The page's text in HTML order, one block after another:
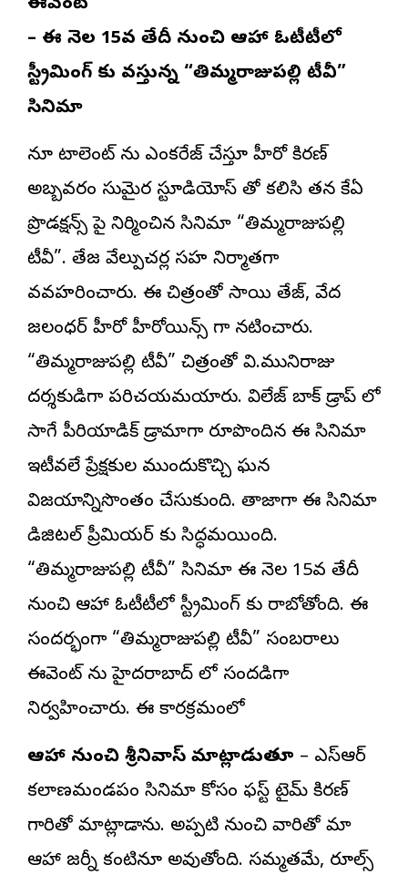
ఈవెంట్
– ఈ నెల 15వ తేదీ నుంచి ఆహా ఓటీటీలో
స్ట్రీమింగ్ కు వస్తున్న “తిమ్మరాజుపల్లి టీవీ”
సినిమా
న్యూ టాలెంట్ ను ఎంకరేజ్ చేస్తూ హీరోకిరణ్
అబ్బవరం సుమైర స్టూడియోస్ తో కలిసి తన కేఏ
ప్రొడక్షన్స్ పై నిర్మించిన సినిమా “తిమ్మరాజుపల్లి
టీవీ”. తేజ వేల్పుచర్ల సహ నిర్మాతగా
వ్యవహరించారు. ఈ చిత్రంతో సాయి తేజ్, వేద
జలంధర్ హీరో హీరోయిన్స్ గా నటించారు.
“తిమ్మరాజుపల్లి టీవీ” చిత్రంతో వి.మునిరాజు
దర్శకుడిగా పరిచయమయ్యారు. విలేజ్ బ్యాక్ డ్రాప్ లో
సాగే పీరియాడిక్ డ్రామాగా రూపొందిన ఈ సినిమా
ఇటీవలే ప్రేక్షకుల ముందుకొచ్చి ఘన
విజయాన్నిసొంతం చేసుకుంది. తాజాగా ఈ సినిమా
డిజిటల్ ప్రీమియర్ కు సిద్ధమయ్యింది.
“తిమ్మరాజుపల్లి టీవీ” సినిమా ఈ నెల 15వ తేదీ
నుంచి ఆహా ఓటీటీలో స్ట్రీమింగ్ కు రాబోతోంది. ఈ
సందర్భంగా “తిమ్మరాజుపల్లి టీవీ” సంబరాలు
ఈవెంట్ ను హైదరాబాద్ లో సందడిగా
నిర్వహించారు. ఈ కార్యక్రమంలో
ఆహా నుంచి శ్రీనివాస్ మాట్లాడుతూ – ఎస్ఆర్
కల్యాణమండపం సినిమా కోసం ఫస్ట్ టైమ్ కిరణ్
గారితో మాట్లాడాను. అప్పటి నుంచి వారితో మా
ఆహా జర్నీ కంటిన్యూ అవుతోంది. సమ్మతమే, రూల్స్